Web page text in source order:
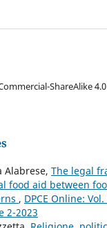
ShareAlike 4.0
Alabrese, The legal
food aid between
, DPCE Online:
2-2023